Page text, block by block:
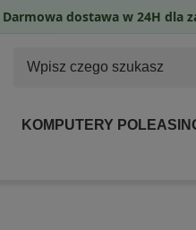
KOMPUTERY
Darmowa dostawa w 24H dla